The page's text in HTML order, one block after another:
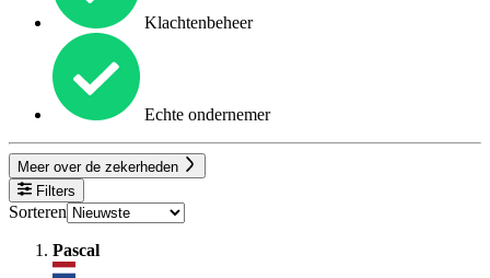
Klachtenbeheer
Echte ondernemer
Meer over de zekerheden
Filters
Sorteren
Pascal